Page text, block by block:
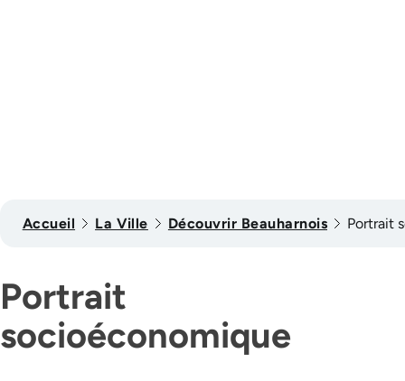
Accueil La Ville Découvrir Beauharnois Portrait
Portrait
socioéconomique